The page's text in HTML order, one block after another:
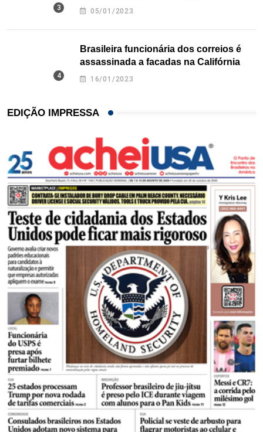
Texas
05/01/2023
Brasileira funcionária dos correios é
assassinada a facadas na Califórnia
16/01/2023
EDIÇÃO IMPRESSA